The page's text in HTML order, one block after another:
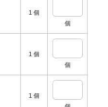
1 個
個
1 個
個
1 個